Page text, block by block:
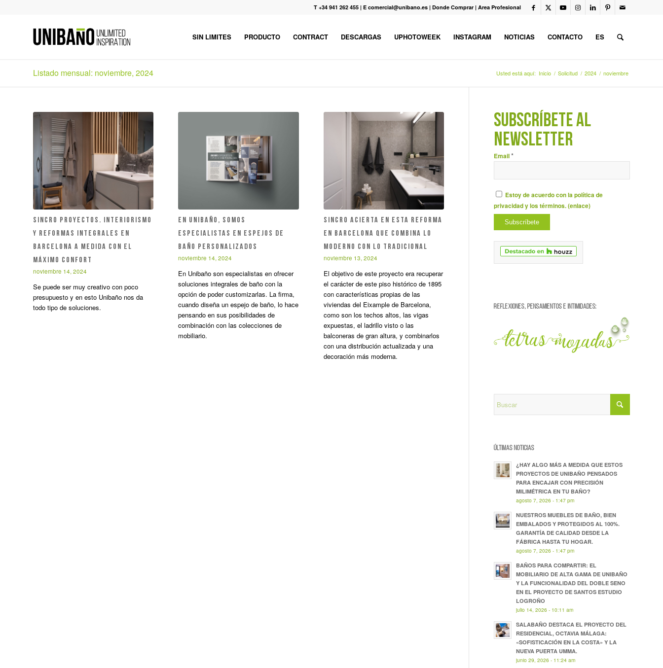
T +34 941 262 455 | E comercial@unibano.es | Donde Comprar | Area Profesional
SIN LIMITES PRODUCTO CONTRACT DESCARGAS UPHOTOWEEK INSTAGRAM NOTICIAS CONTACTO ES
Listado mensual: noviembre, 2024 Usted está aquí: Inicio / Solicitud / 2024 / noviembre
SINCRO PROYECTOS. INTERIORISMO
Y REFORMAS INTEGRALES EN
BARCELONA A MEDIDA CON EL
MÁXIMO CONFORT
noviembre 14, 2024
Se puede ser muy creativo con poco
presupuesto y en esto Unibaño nos da
todo tipo de soluciones.
EN UNIBAÑO, SOMOS
ESPECIALISTAS EN ESPEJOS DE
BAÑO PERSONALIZADOS
noviembre 14, 2024
En Unibaño son especialistas en ofrecer
soluciones integrales de baño con la
opción de poder customizarlas. La firma,
cuando diseña un espejo de baño, lo hace
pensando en sus posibilidades de
combinación con las colecciones de
mobiliario.
SINCRO ACIERTA EN ESTA REFORMA
EN BARCELONA QUE COMBINA LO
MODERNO CON LO TRADICIONAL
noviembre 13, 2024
El objetivo de este proyecto era recuperar
el carácter de este piso histórico de 1895
con características propias de las
viviendas del Eixample de Barcelona,
como son los techos altos, las vigas
expuestas, el ladrillo visto o las
balconeras de gran altura, y combinarlos
con una distribución actualizada y una
decoración más moderna.
SUBSCRÍBETE AL
NEWSLETTER
Email*
Estoy de acuerdo con la política de
privacidad y los términos. (enlace)
REFLEXIONES, PENSAMIENTOS E INTIMIDADES:
ÚLTIMAS NOTICIAS
¿HAY ALGO MÁS A MEDIDA QUE ESTOS
PROYECTOS DE UNIBAÑO PENSADOS
PARA ENCAJAR CON PRECISIÓN
MILIMÉTRICA EN TU BAÑO?
agosto 7, 2026 - 1:47 pm
NUESTROS MUEBLES DE BAÑO, BIEN
EMBALADOS Y PROTEGIDOS AL 100%.
GARANTÍA DE CALIDAD DESDE LA
FÁBRICA HASTA TU HOGAR.
agosto 7, 2026 - 1:47 pm
BAÑOS PARA COMPARTIR: EL
MOBILIARIO DE ALTA GAMA DE UNIBAÑO
Y LA FUNCIONALIDAD DEL DOBLE SENO
EN EL PROYECTO DE SANTOS ESTUDIO
LOGROÑO
julio 14, 2026 - 10:11 am
SALABAÑO DESTACA EL PROYECTO DEL
RESIDENCIAL, OCTAVIA MÁLAGA:
«SOFISTICACIÓN EN LA COSTA» Y LA
NUEVA PUERTA UMMA.
junio 29, 2026 - 11:24 am